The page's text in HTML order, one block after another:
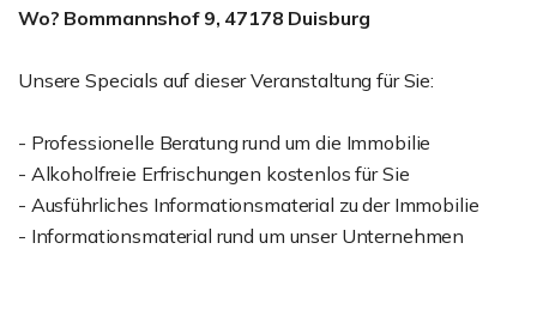
Wo? Bommannshof 9, 47178 Duisburg
Unsere Specials auf dieser Veranstaltung für Sie:
- Professionelle Beratung rund um die Immobilie
- Alkoholfreie Erfrischungen kostenlos für Sie
- Ausführliches Informationsmaterial zu der Immobilie
- Informationsmaterial rund um unser Unternehmen